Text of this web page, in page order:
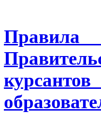
Правила